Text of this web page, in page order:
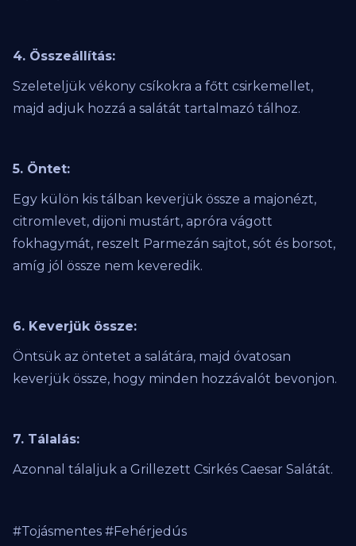
4. Összeállítás:
Szeleteljük vékony csíkokra a főtt csirkemellet,
majd adjuk hozzá a salátát tartalmazó tálhoz.
5. Öntet:
Egy külön kis tálban keverjük össze a majonézt,
citromlevet, dijoni mustárt, apróra vágott
fokhagymát, reszelt Parmezán sajtot, sót és borsot,
amíg jól össze nem keveredik.
6. Keverjük össze:
Öntsük az öntetet a salátára, majd óvatosan
keverjük össze, hogy minden hozzávalót bevonjon.
7. Tálalás:
Azonnal tálaljuk a Grillezett Csirkés Caesar Salátát.
#Tojásmentes #Fehérjedús